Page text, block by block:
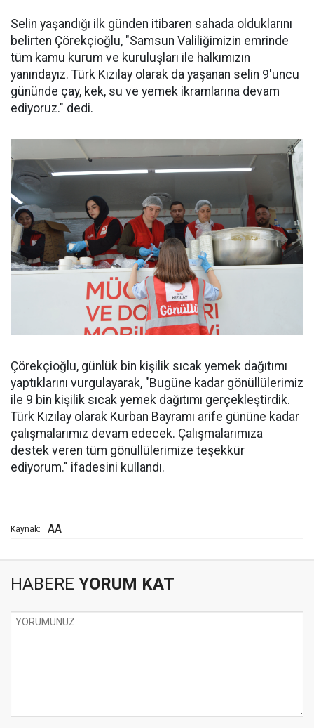
Selin yaşandığı ilk günden itibaren sahada olduklarını
belirten Çörekçioğlu, "Samsun Valiliğimizin emrinde
tüm kamu kurum ve kuruluşları ile halkımızın
yanındayız. Türk Kızılay olarak da yaşanan selin 9'uncu
gününde çay, kek, su ve yemek ikramlarına devam
ediyoruz." dedi.
Çörekçioğlu, günlük bin kişilik sıcak yemek dağıtımı
yaptıklarını vurgulayarak, "Bugüne kadar gönüllülerimiz
ile 9 bin kişilik sıcak yemek dağıtımı gerçekleştirdik.
Türk Kızılay olarak Kurban Bayramı arife gününe kadar
çalışmalarımız devam edecek. Çalışmalarımıza
destek veren tüm gönüllülerimize teşekkür
ediyorum." ifadesini kullandı.
Kaynak: AA
HABERE YORUM KAT